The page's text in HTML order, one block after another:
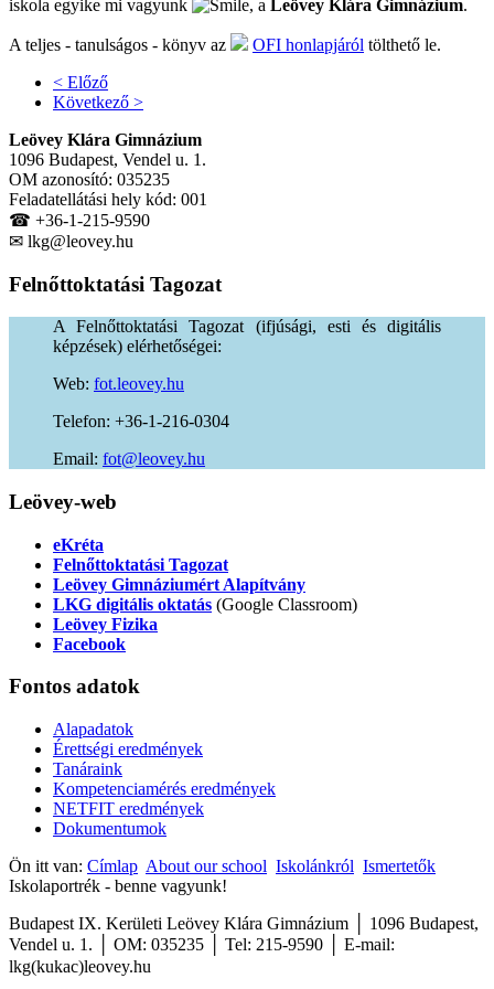
iskola egyike mi vagyunk , a Leövey Klára Gimnázium.
A teljes - tanulságos - könyv az OFI honlapjáról tölthető le.
< Előző
Következő >
Leövey Klára Gimnázium
1096 Budapest, Vendel u. 1.
OM azonosító: 035235
Feladatellátási hely kód: 001
☎ +36-1-215-9590
✉ lkg@leovey.hu
Felnőttoktatási Tagozat
A Felnőttoktatási Tagozat (ifjúsági, esti és digitális
képzések) elérhetőségei:
Web: fot.leovey.hu
Telefon: +36-1-216-0304
Email:
uh.yevoel@t
of
Leövey-web
eKréta
Felnőttoktatási Tagozat
Leövey Gimnáziumért Alapítvány
LKG digitális oktatás (Google Classroom)
Leövey Fizika
Facebook
Fontos adatok
Alapadatok
Érettségi eredmények
Tanáraink
Kompetenciamérés eredmények
NETFIT eredmények
Dokumentumok
Ön itt van: Címlap About our school Iskolánkról Ismertetők
Iskolaportrék - benne vagyunk!
Budapest IX. Kerületi Leövey Klára Gimnázium │ 1096 Budapest,
Vendel u. 1. │ OM: 035235 │ Tel: 215-9590
E-mail:
lkg(kukac)leovey.hu